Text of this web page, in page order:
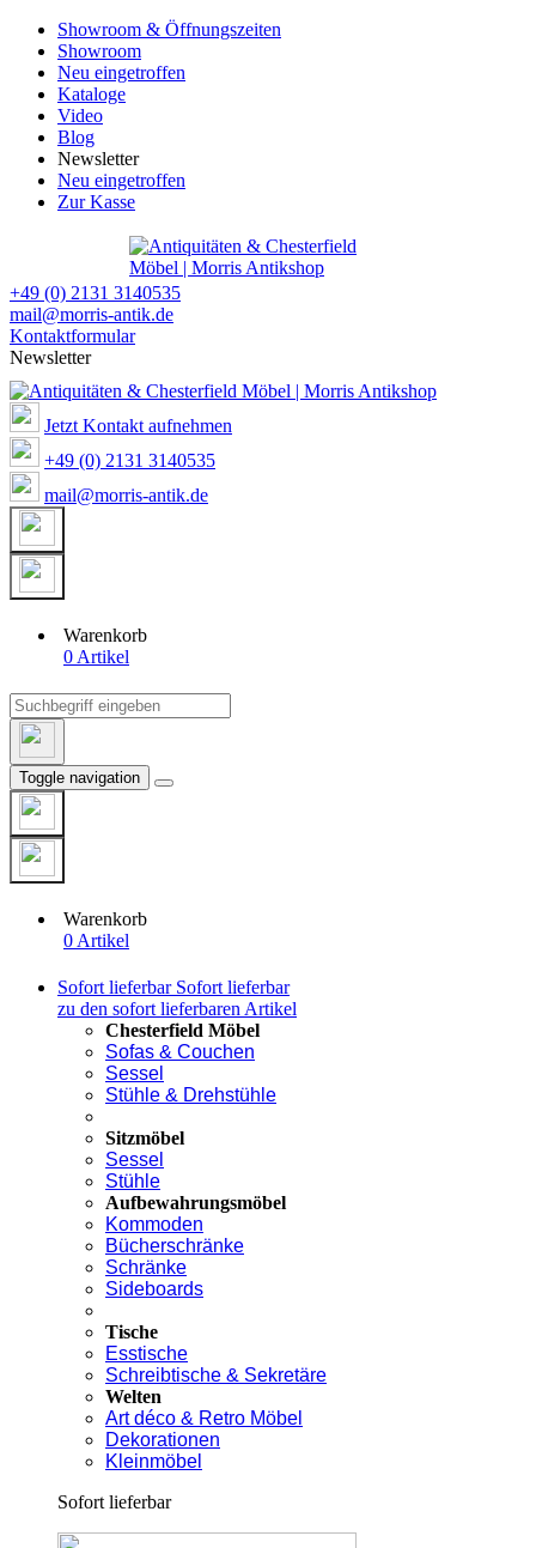
Showroom & Öffnungszeiten
Showroom
Neu eingetroffen
Kataloge
Video
Blog
Newsletter
Neu eingetroffen
Zur Kasse
+49 (0) 2131 3140535
mail@morris-antik.de
Kontaktformular
Newsletter
Jetzt Kontakt aufnehmen
+49 (0) 2131 3140535
mail@morris-antik.de
Warenkorb
0 Artikel
Toggle navigation
Warenkorb
0 Artikel
Sofort lieferbar Sofort lieferbar
zu den sofort lieferbaren Artikel
Chesterfield Möbel
Sofas & Couchen
Sessel
Stühle & Drehstühle
Sitzmöbel
Sessel
Stühle
Aufbewahrungsmöbel
Kommoden
Bücherschränke
Schränke
Sideboards
Tische
Esstische
Schreibtische & Sekretäre
Welten
Art déco & Retro Möbel
Dekorationen
Kleinmöbel
Sofort lieferbar